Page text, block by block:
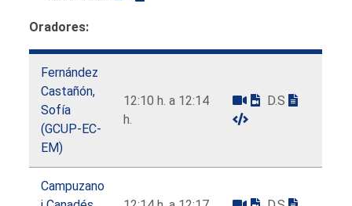
Oradores:
Fernández
Castañón,
Sofía
(GCUP-EC-
EM)
12:10 h. a 12:14
h.
D.S
Campuzano